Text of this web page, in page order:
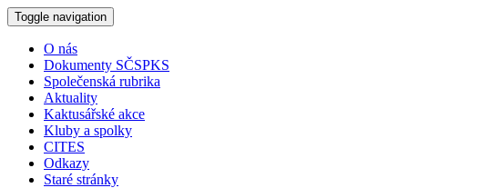
Toggle navigation
O nás
Dokumenty SČSPKS
Společenská rubrika
Aktuality
Kaktusářské akce
Kluby a spolky
CITES
Odkazy
Staré stránky